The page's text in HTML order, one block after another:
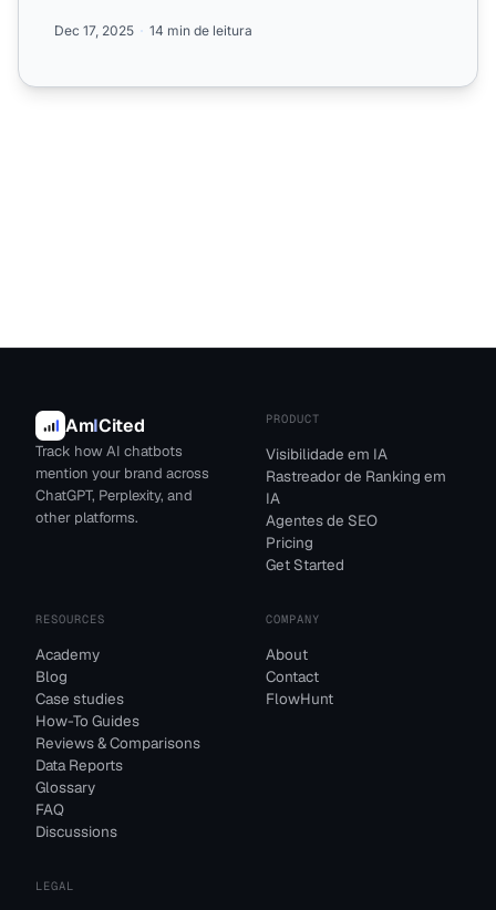
Dec 17, 2025 14 min de leitura
AmICited
Track how AI chatbots
mention your brand across
ChatGPT, Perplexity, and
other platforms.
PRODUCT
Visibilidade em IA
Rastreador de Ranking em
IA
Agentes de SEO
Pricing
Get Started
RESOURCES
Academy
Blog
Case studies
How-To Guides
Reviews & Comparisons
Data Reports
Glossary
FAQ
Discussions
COMPANY
About
Contact
FlowHunt
LEGAL